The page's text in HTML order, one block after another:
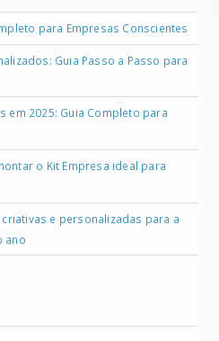
para Empresas Conscientes
Guia Passo a Passo para
em 2025: Guia Completo para
o Kit Empresa ideal para
e personalizadas para a
ano